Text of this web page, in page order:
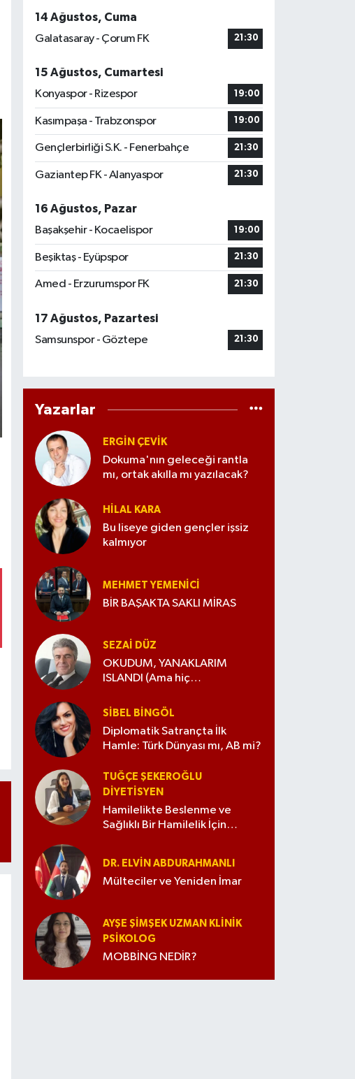
14 Ağustos, Cuma
Galatasaray - Çorum FK
21:30
15 Ağustos, Cumartesi
Konyaspor - Rizespor
19:00
Kasımpaşa - Trabzonspor 19:00
Gençlerbirliği S.K. - Fenerbahçe 21:30
Gaziantep FK - Alanyaspor 21:30
16 Ağustos, Pazar
Başakşehir - Kocaelispor
19:00
Beşiktaş - Eyüpspor 21:30
Amed - Erzurumspor FK 21:30
17 Ağustos, Pazartesi
Samsunspor - Göztepe
21:30
Yazarlar
ERGIN ÇEVİK
Dokuma'nın geleceği rantla
mı, ortak akılla mı yazılacak?
HILAL KARA
Bu liseye giden gençler işsiz
kalmıyor
MEHMET YEMENICI
BİR BAŞAKTA SAKLI MİRAS
SEZAI DÜZ
OKUDUM, YANAKLARIM
ISLANDI (Ama hiç
SIBEL BINGÖL
Diplomatik Satrançta İlk
Hamle: Türk Dünyası mı, AB mi?
TUĞÇE ŞEKEROĞLU
DIYETISYEN
Hamilelikte Beslenme ve
Sağlıklı Bir Hamilelik İçin
DR. ELVIN ABDURAHMANLI
Mülteciler ve Yeniden İmar
AYŞE ŞIMŞEK UZMAN KLINIK
PSIKOLOG
MOBBİNG NEDİR?